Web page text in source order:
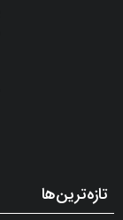
تازه‌ترین‌ها